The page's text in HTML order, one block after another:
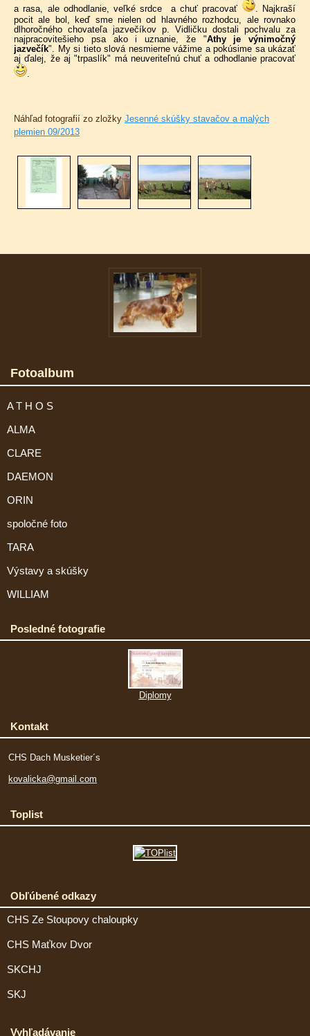
a rasa, ale odhodlanie, veľké srdce a chuť pracovať
. Najkraší
pocit ale bol, keď sme nielen od hlavného rozhodcu, ale rovnako
dlhoročného chovateľa jazvečíkov p. Vidličku dostali pochvalu za
najpracovitešieho psa ako i uznanie, že "Athy je výnimočný
jazvečík". My si tieto slová nesmierne vážime a pokúsime sa ukázať
aj ďalej, že aj "trpaslík" má neuveriteľnú chuť a odhodlanie pracovať
.
Náhľad fotografií zo zložky Jesenné skúšky stavačov a malých
plemien 09/2013
Fotoalbum
A T H O S
ALMA
CLARE
DAEMON
ORIN
spoločné foto
TARA
Výstavy a skúšky
WILLIAM
Posledné fotografie
Diplomy
Kontakt
CHS Dach Musketier´s
kovalicka@gmail.com
Toplist
Obľúbené odkazy
CHS Ze Stoupovy chaloupky
CHS Maťkov Dvor
SKCHJ
SKJ
Vyhľadávanie